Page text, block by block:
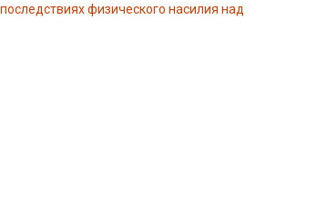
физического насилия над